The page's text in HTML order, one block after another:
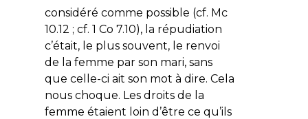
considéré comme possible (cf. Mc
10.12 ; cf. 1 Co 7.10), la répudiation
c’était, le plus souvent, le renvoi
de la femme par son mari, sans
que celle-ci ait son mot à dire. Cela
nous choque. Les droits de la
femme étaient loin d’être ce qu’ils